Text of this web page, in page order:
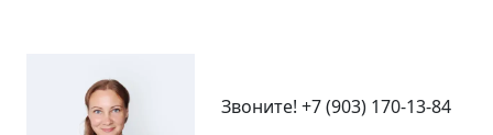
Звоните! +7 (903) 170-13-84